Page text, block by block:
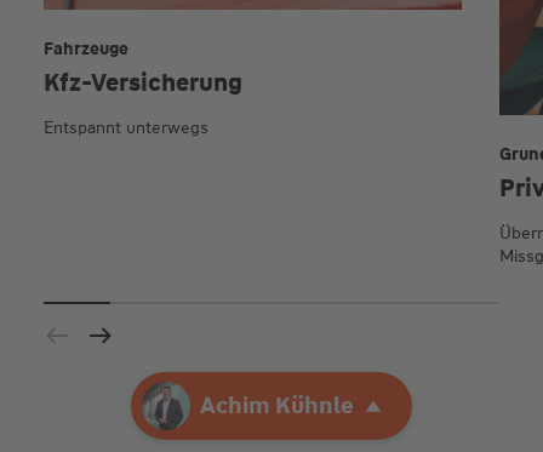
Ihre AgenturAchim Kühnle
Achim Kühnle
Kfz-Versicherung
Fahrzeuge
Entspannt unterwegs